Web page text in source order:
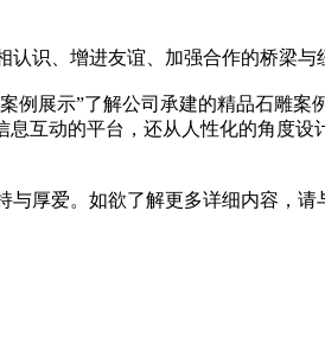
识、增进友谊、加强合作的桥梁与
例展示”了解公司承建的精品石雕案
互动的平台，还从人性化的角度设
厚爱。如欲了解更多详细内容，请